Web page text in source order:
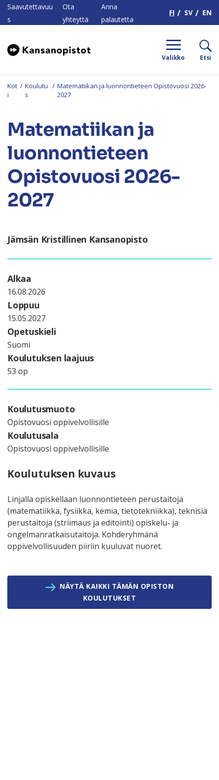
Saavutettavuu
s
Ota
yhteyttä
Anna
palautetta
FI SV EN
Valikko Etsi
Kot
i
/ Koulutu
s
/ Matematiikan ja luonnontieteen Opistovuosi 2026-
2027
Matematiikan ja
luonnontieteen
Opistovuosi 2026-
2027
Jämsän Kristillinen Kansanopisto
Alkaa
16.08.2026
Loppuu
15.05.2027
Opetuskieli
Suomi
Koulutuksen laajuus
53 op
Koulutusmuoto
Opistovuosi oppivelvollisille
Koulutusala
Opistovuosi oppivelvollisille
Koulutuksen kuvaus
Linjalla opiskellaan luonnontieteen perustaitoja
(matematiikka, fysiikka, kemia, tietotekniikka), teknisiä
perustaitoja (striimaus ja editointi) opiskelu- ja
ongelmanratkaisutaitoja. Kohderyhmänä
oppivelvollisuuden piiriin kuuluvat nuoret.
NÄYTÄ KAIKKI TÄMÄN OPISTON
KOULUTUKSET